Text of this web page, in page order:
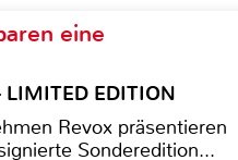
eine
EDITION
Revox präsentieren
Sonderedition...